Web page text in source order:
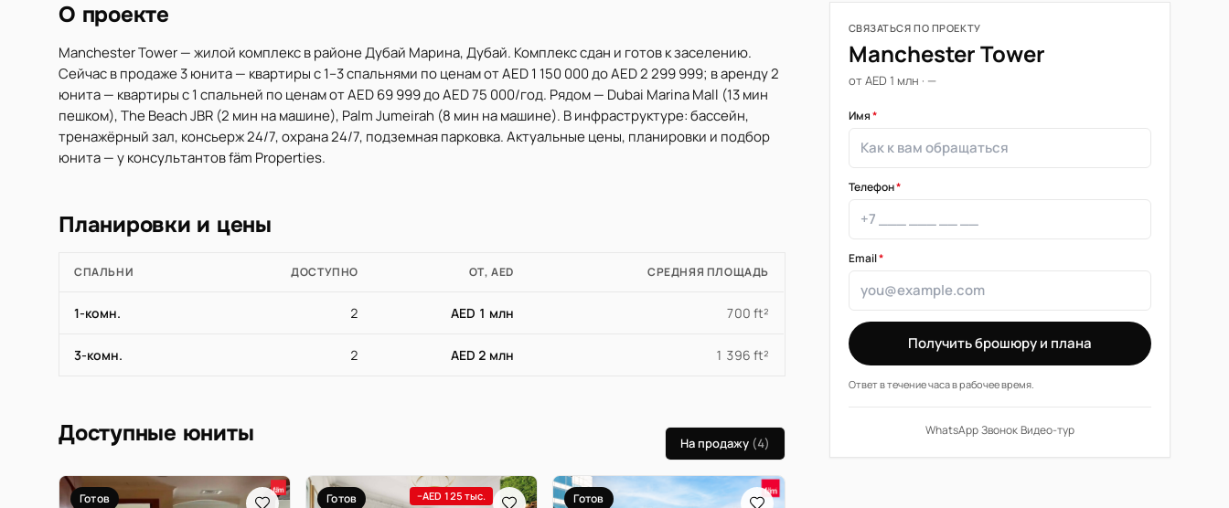
О проекте
Manchester Tower — жилой комплекс в районе Дубай Марина, Дубай. Комплекс сдан и готов к заселению.
Сейчас в продаже 3 юнита — квартиры с 1–3 спальнями по ценам от AED 1 150 000 до AED 2 299 999; в аренду 2
юнита — квартиры с 1 спальней по ценам от AED 69 999 до AED 75 000/год. Рядом — Dubai Marina Mall (13 мин
пешком), The Beach JBR (2 мин на машине), Palm Jumeirah (8 мин на машине). В инфраструктуре: бассейн,
тренажёрный зал, консьерж 24/7, охрана 24/7, подземная парковка. Актуальные цены, планировки и подбор
юнита — у консультантов fäm Properties.
Планировки и цены
СПАЛЬНИ ДОСТУПНО ОТ, AED СРЕДНЯЯ ПЛОЩАДЬ
1-комн. 2 AED 1 млн 700 ft²
3-комн. 2 AED 2 млн 1 396 ft²
Доступные юниты На продажу (4)
Готов Готов −AED 125 тыс. Готов
СВЯЗАТЬСЯ ПО ПРОЕКТУ
Manchester Tower
от AED 1 млн · —
Имя*
Телефон*
Email*
Получить брошюру и плана
Ответ в течение часа в рабочее время.
WhatsApp·Звонок·Видео-тур